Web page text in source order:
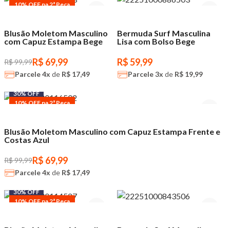
10% OFF na 2ª Peça
Blusão Moletom Masculino
com Capuz Estampa Bege
R$ 99,99R$ 69,99
Parcele4x de R$ 17,49
Bermuda Surf Masculina
Lisa com Bolso Bege
R$ 59,99
Parcele3x de R$ 19,99
30% OFF
10% OFF na 2ª Peça
Blusão Moletom Masculino com Capuz Estampa Frente e
Costas Azul
R$ 99,99R$ 69,99
Parcele4x de R$ 17,49
30% OFF
10% OFF na 2ª Peça